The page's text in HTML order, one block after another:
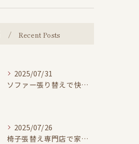
Recent Posts
2025/07/31
ソファー張り替えで快適な暮らし
2025/07/26
椅子張替え専門店で家具を長寿命化する方法